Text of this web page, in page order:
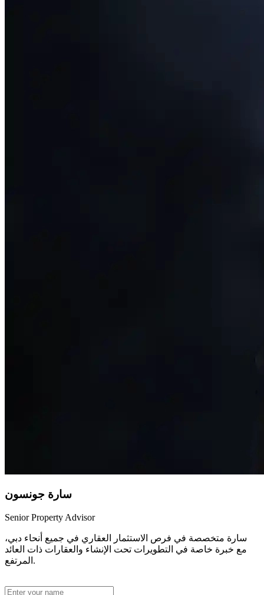
سارة جونسون
Senior Property Advisor
سارة متخصصة في فرص الاستثمار العقاري في جميع أنحاء دبي،
مع خبرة خاصة في التطويرات تحت الإنشاء والعقارات ذات العائد
المرتفع.